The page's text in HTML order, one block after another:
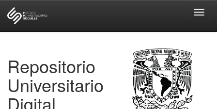
Repositorio
Universitario
Digital